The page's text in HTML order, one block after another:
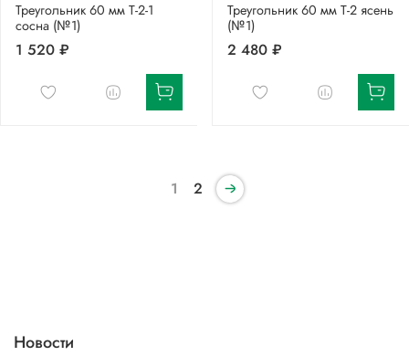
Треугольник 60 мм Т-2-1
сосна (№1)
1 520 ₽
Треугольник 60 мм Т-2 ясень
(№1)
2 480 ₽
1 2
Новости